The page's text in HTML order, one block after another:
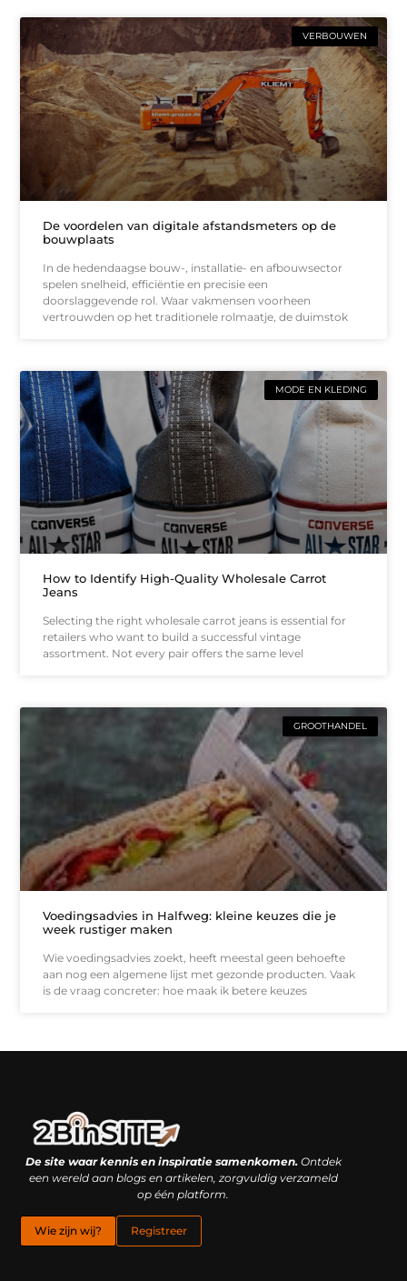
VERBOUWEN
De voordelen van digitale afstandsmeters op de
bouwplaats
In de hedendaagse bouw-, installatie- en afbouwsector
spelen snelheid, efficiëntie en precisie een
doorslaggevende rol. Waar vakmensen voorheen
vertrouwden op het traditionele rolmaatje, de duimstok
MODE EN KLEDING
How to Identify High-Quality Wholesale Carrot
Jeans
Selecting the right wholesale carrot jeans is essential for
retailers who want to build a successful vintage
assortment. Not every pair offers the same level
GROOTHANDEL
Voedingsadvies in Halfweg: kleine keuzes die je
week rustiger maken
Wie voedingsadvies zoekt, heeft meestal geen behoefte
aan nog een algemene lijst met gezonde producten. Vaak
is de vraag concreter: hoe maak ik betere keuzes
De site waar kennis en inspiratie samenkomen.Ontdek
een wereld aan blogs en artikelen, zorgvuldig verzameld
op één platform.
Wie zijn wij? Registreer